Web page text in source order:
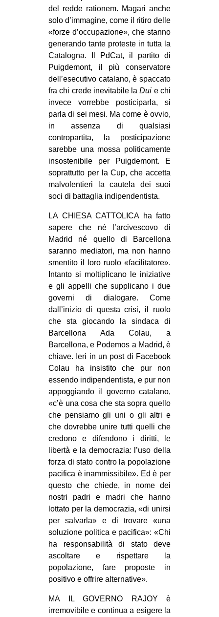
del redde rationem. Magari anche
solo d’immagine, come il ritiro delle
«forze d’occupazione», che stanno
generando tante proteste in tutta la
Catalogna. Il PdCat, il partito di
Puigdemont, il più conservatore
dell’esecutivo catalano, è spaccato
fra chi crede inevitabile la Dui e chi
invece vorrebbe posticiparla, si
parla di sei mesi. Ma come è ovvio,
in assenza di qualsiasi
contropartita, la posticipazione
sarebbe una mossa politicamente
insostenibile per Puigdemont. E
soprattutto per la Cup, che accetta
malvolentieri la cautela dei suoi
soci di battaglia indipendentista.
LA CHIESA CATTOLICA ha fatto
sapere che né l’arcivescovo di
Madrid né quello di Barcellona
saranno mediatori, ma non hanno
smentito il loro ruolo «facilitatore».
Intanto si moltiplicano le iniziative
e gli appelli che supplicano i due
governi di dialogare. Come
dall’inizio di questa crisi, il ruolo
che sta giocando la sindaca di
Barcellona Ada Colau, a
Barcellona, e Podemos a Madrid, è
chiave. Ieri in un post di Facebook
Colau ha insistito che pur non
essendo indipendentista, e pur non
appoggiando il governo catalano,
«c’è una cosa che sta sopra quello
che pensiamo gli uni o gli altri e
che dovrebbe unire tutti quelli che
credono e difendono i diritti, le
libertà e la democrazia: l’uso della
forza di stato contro la popolazione
pacifica è inammissibile». Ed è per
questo che chiede, in nome dei
nostri padri e madri che hanno
lottato per la democrazia, «di unirsi
per salvarla» e di trovare «una
soluzione politica e pacifica»: «Chi
ha responsabilità di stato deve
ascoltare e rispettare la
popolazione, fare proposte in
positivo e offrire alternative».
MA IL GOVERNO RAJOY è
irremovibile e continua a esigere la